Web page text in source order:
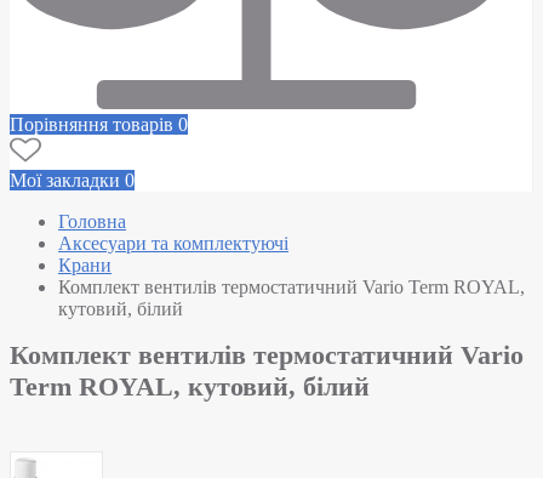
Порівняння товарів 0
Мої закладки 0
Головна
Аксесуари та комплектуючі
Крани
Комплект вентилів термостатичний Vario Term ROYAL,
кутовий, білий
Комплект вентилів термостатичний Vario
Term ROYAL, кутовий, білий